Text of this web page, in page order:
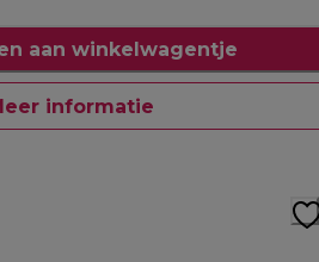
aan winkelwagentje
informatie